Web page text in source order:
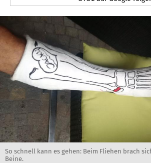
So schnell kann es gehen: Beim Fliehen brach
Beine.